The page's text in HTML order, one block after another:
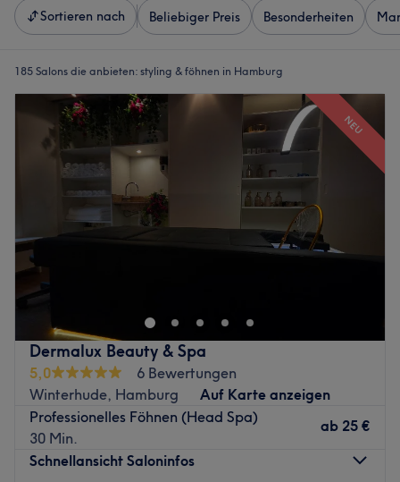
Sortieren nach Beliebiger Preis Besonderheiten
185 Salons die anbieten: styling & föhnen in Hamburg
NEU
Dermalux Beauty & Spa
5,0
6 Bewertungen
Winterhude, Hamburg
Auf Karte anzeigen
Professionelles Föhnen (Head Spa)
30 Min.
ab 25 €
Schnellansicht Saloninfos